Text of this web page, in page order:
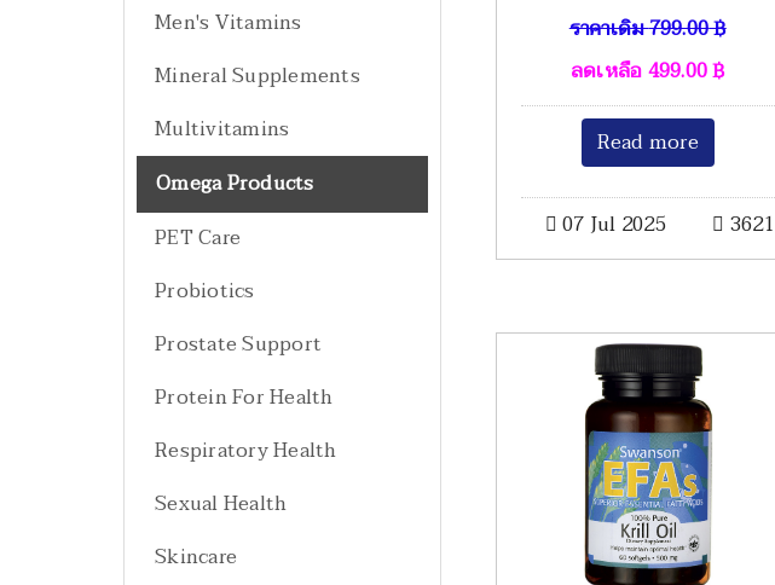
Men's Vitamins
Mineral Supplements
Multivitamins
Omega Products
PET Care
Probiotics
Prostate Support
Protein For Health
Respiratory Health
Sexual Health
Skincare
ราคาเดิม799.00฿
ลดเหลือ499.00฿
Read more
07 Jul 2025 3621